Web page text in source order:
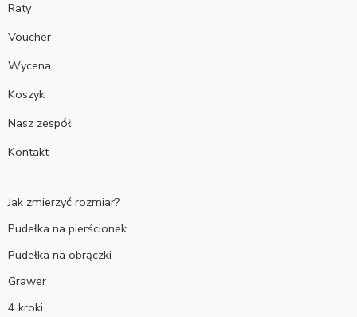
Raty
Voucher
Wycena
Koszyk
Nasz zespół
Kontakt
Jak zmierzyć rozmiar?
Pudełka na pierścionek
Pudełka na obrączki
Grawer
4 kroki